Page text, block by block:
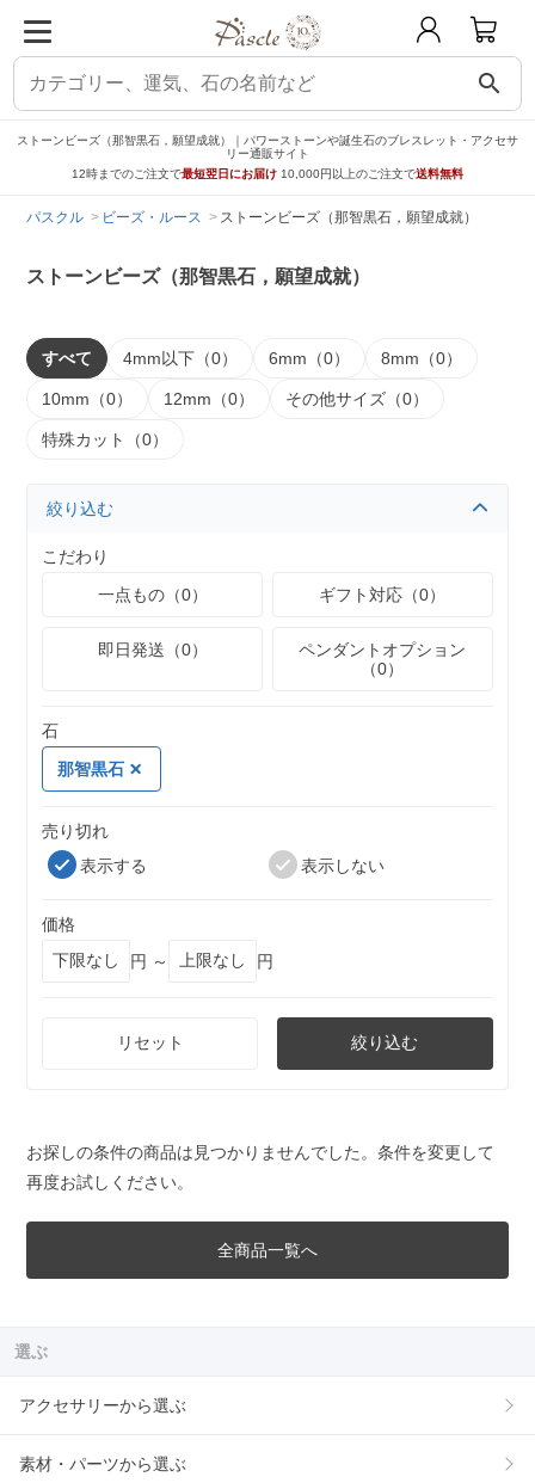
search
ストーンビーズ（那智黒石，願望成就）｜パワーストーンや誕生石のブレスレット・アクセサ
リー通販サイト
12時までのご注文で最短翌日にお届け 10,000円以上のご注文で送料無料
パスクル ビーズ・ルース ストーンビーズ（那智黒石，願望成就）
ストーンビーズ（那智黒石，願望成就）
すべて 4mm以下（0） 6mm（0） 8mm（0）
10mm（0） 12mm（0） その他サイズ（0）
特殊カット（0）
絞り込む
こだわり
一点もの（0）
ギフト対応（0）
即日発送（0）
ペンダントオプション
（0）
石
那智黒石
売り切れ
表示する
表示しない
価格
円 ～
円
リセット 絞り込む
お探しの条件の商品は見つかりませんでした。条件を変更して
再度お試しください。
全商品一覧へ
選ぶ
アクセサリーから選ぶ
素材・パーツから選ぶ